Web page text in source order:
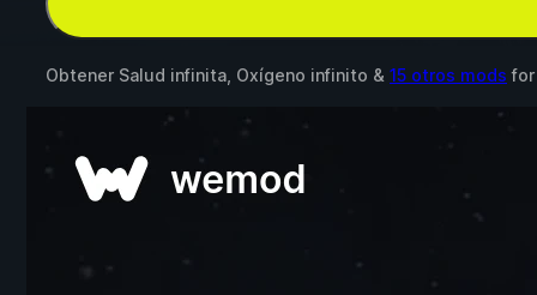
Obtener Salud infinita, Oxígeno infinito & 15 otros mods